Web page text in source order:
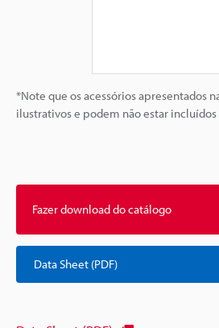
*Note que os acessórios apresentados
ilustrativos e podem não estar
Fazer download do catálogo
Data Sheet (PDF)